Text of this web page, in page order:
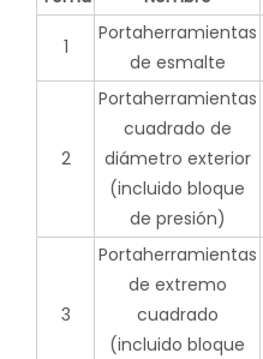
1
Portaherramientas
de esmalte
2
Portaherramientas
cuadrado de
diámetro exterior
(incluido bloque
de presión)
3
Portaherramientas
de extremo
cuadrado
(incluido bloque